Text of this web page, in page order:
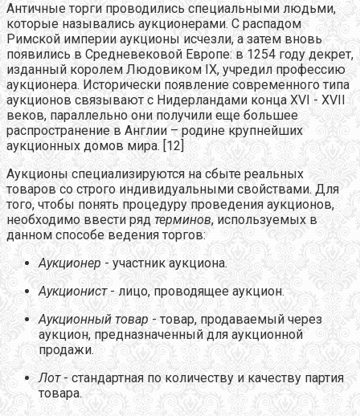
Античные торги проводились специальными людьми,
которые назывались аукционерами. С распадом
Римской империи аукционы исчезли, а затем вновь
появились в Средневековой Европе: в 1254 году декрет,
изданный королем Людовиком IX, учредил профессию
аукционера. Исторически появление современного типа
аукционов связывают с Нидерландами конца XVI - XVII
веков, параллельно они получили еще большее
распространение в Англии – родине крупнейших
аукционных домов мира. [12]
Аукционы специализируются на сбыте реальных
товаров со строго индивидуальными свойствами. Для
того, чтобы понять процедуру проведения аукционов,
необходимо ввести ряд терминов, используемых в
данном способе ведения торгов:
Аукционер - участник аукциона.
Аукционист- лицо, проводящее аукцион.
Аукционный товар - товар, продаваемый через
аукцион, предназначенный для аукционной
продажи.
Лот- стандартная по количеству и качеству партия
товара.